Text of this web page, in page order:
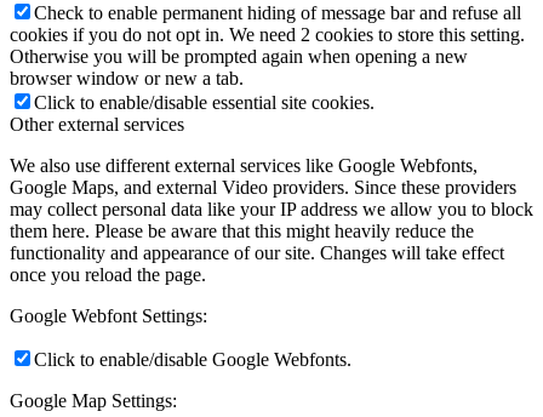
Check to enable permanent hiding of message bar and refuse all
cookies if you do not opt in. We need 2 cookies to store this setting.
Otherwise you will be prompted again when opening a new
browser window or new a tab.
Click to enable/disable essential site cookies.
Other external services
We also use different external services like Google Webfonts,
Google Maps, and external Video providers. Since these providers
may collect personal data like your IP address we allow you to block
them here. Please be aware that this might heavily reduce the
functionality and appearance of our site. Changes will take effect
once you reload the page.
Google Webfont Settings:
Click to enable/disable Google Webfonts.
Google Map Settings: